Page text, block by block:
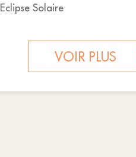
Eclipse Solaire
VOIR PLUS